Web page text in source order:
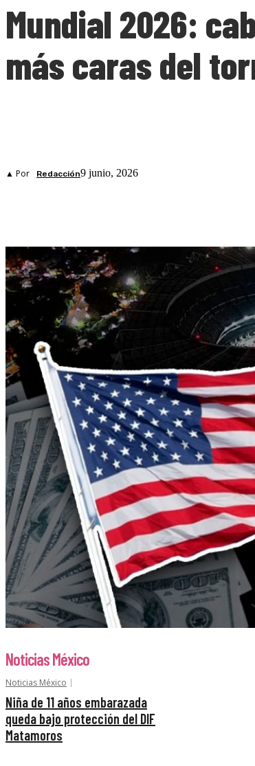
Mundial 2026:
más caras del
▲ Por Redacción9 junio, 2026
Noticias México
Noticias México
Niña de 11 años embarazada
queda bajo protección del DIF
Matamoros